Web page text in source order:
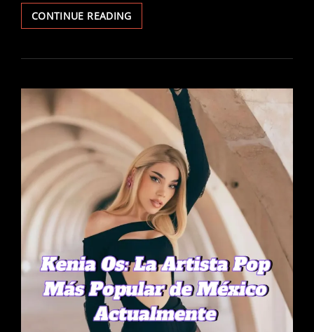
CONTINUE READINGCRUCES
CRUCES
CROSSES
CDMX